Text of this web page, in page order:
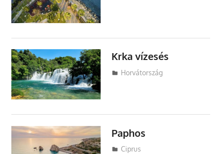
Krka vízesés
Utazasok.org
Horvátország
Paphos
Utazasok.org
Ciprus